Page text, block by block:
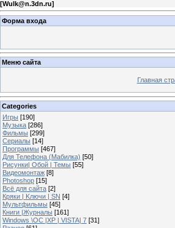
[Wulk@n.3dn.ru]
Форма входа
Меню сайта
Главная
Categories
Игры [190]
Музыка [286]
Фильмы [299]
Сериалы [14]
Программы [467]
Для Телефона (Мабилка) [50]
Рисунки| Обой | Темы [55]
Видеомонтаж [8]
Photoshop [15]
Всё для сайта [2]
Кряки | Kлючи | SN [4]
Мультфильмы [45]
Книги |Журналы [161]
Windows \OC |XP | VISTA| 7 [31]